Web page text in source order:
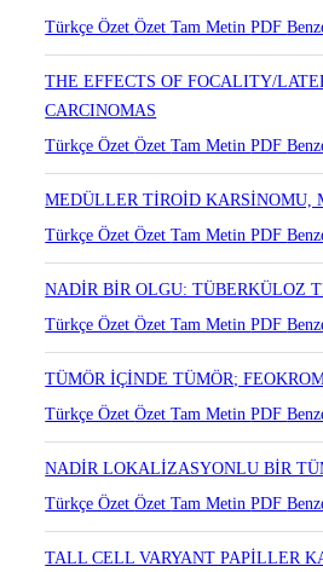
COMPARISON OF
PATIENTS.
Türkçe ÖzetÖzetTam MetinPDF
THE EFFECTS OF FOCALITY/
CARCINOMAS
Türkçe ÖzetÖzetTam MetinPDF
MEDÜLLER TİROİD KARSİNOMU,
Türkçe ÖzetÖzetTam MetinPDF
NADİR BİR OLGU: TÜBERKÜLOZ
Türkçe ÖzetÖzetTam MetinPDF
TÜMÖR İÇİNDE TÜMÖR;
Türkçe ÖzetÖzetTam MetinPDF
NADİR LOKALİZASYONLU BİR
Türkçe ÖzetÖzetTam MetinPDF